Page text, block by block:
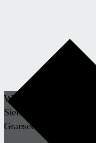
Werner-von-
Siemens-Schule
Gransee